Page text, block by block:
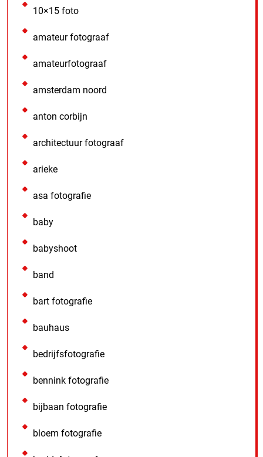
10×15 foto
amateur fotograaf
amateurfotograaf
amsterdam noord
anton corbijn
architectuur fotograaf
arieke
asa fotografie
baby
babyshoot
band
bart fotografie
bauhaus
bedrijfsfotografie
bennink fotografie
bijbaan fotografie
bloem fotografie